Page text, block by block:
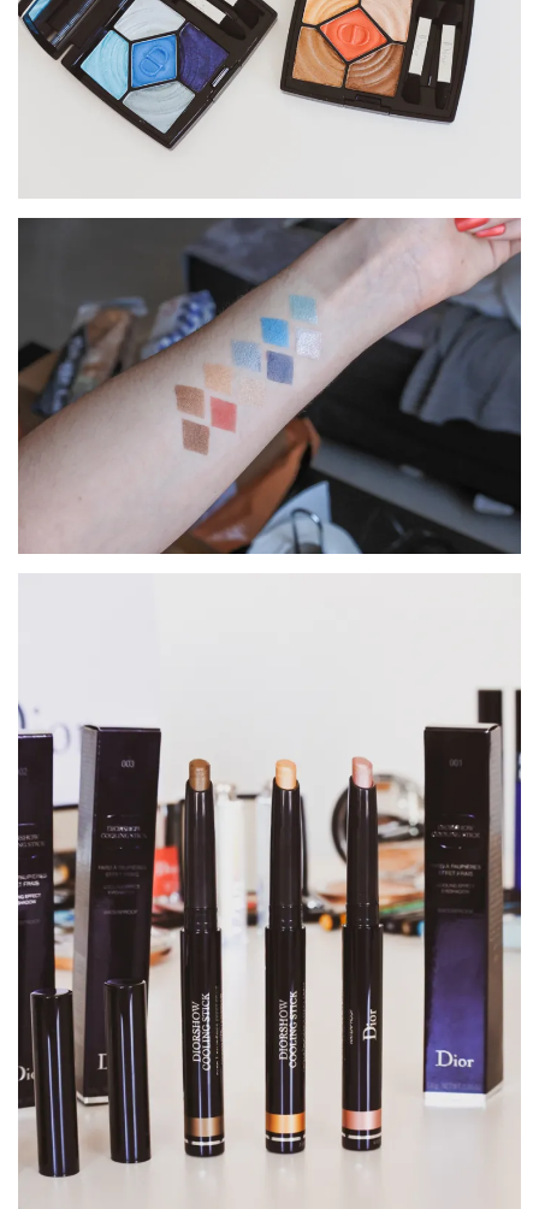
02/05/2026
(640)
Actualités
beauté
(10)
Favoris
Revues
(478)
Tutoriels
(70)
Lifestyle
(154)
Bonnes
adresses/Evénements
Coups
de
coeur
(9)